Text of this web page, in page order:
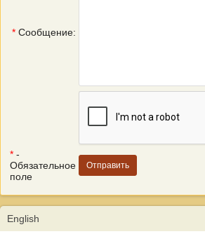
* Сообщение:
* -
Обязательное
поле
English